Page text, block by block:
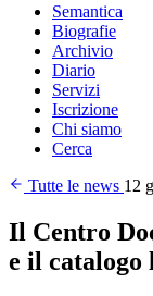
Semantica
Biografie
Archivio
Diario
Servizi
Iscrizione
Chi siamo
Cerca
Tutte le news 12
Il Centro
e il